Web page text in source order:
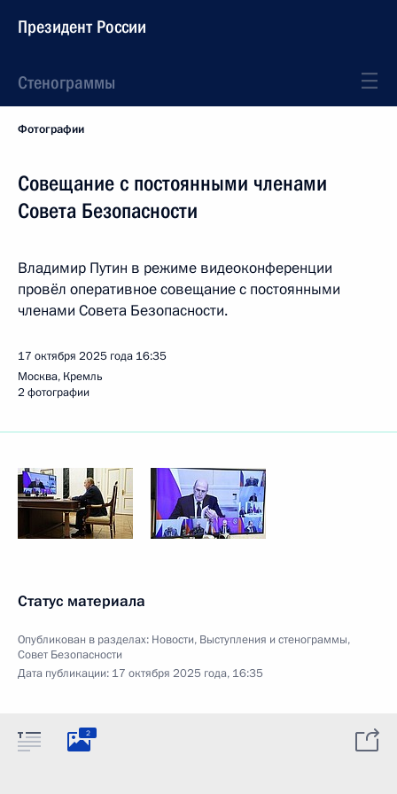
Президент России
Стенограммы
Фотографии
Совещание с постоянными членами
Совета Безопасности
Владимир Путин в режиме видеоконференции
провёл оперативное совещание с постоянными
членами Совета Безопасности.
17 октября 2025 года 16:35
Москва, Кремль
2 фотографии
Статус материала
Опубликован в разделах: Новости, Выступления и стенограммы,
Совет Безопасности
Дата публикации: 17 октября 2025 года, 16:35
2